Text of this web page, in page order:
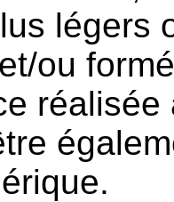
légers
ou